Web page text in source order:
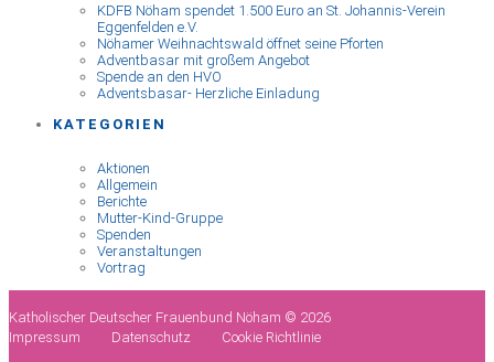
KDFB Nöham spendet 1.500 Euro an St. Johannis-Verein
Eggenfelden e.V.
Nöhamer Weihnachtswald öffnet seine Pforten
Adventbasar mit großem Angebot
Spende an den HVO
Adventsbasar- Herzliche Einladung
KATEGORIEN
Aktionen
Allgemein
Berichte
Mutter-Kind-Gruppe
Spenden
Veranstaltungen
Vortrag
Katholischer Deutscher Frauenbund Nöham © 2026
Impressum
Datenschutz Cookie Richtlinie